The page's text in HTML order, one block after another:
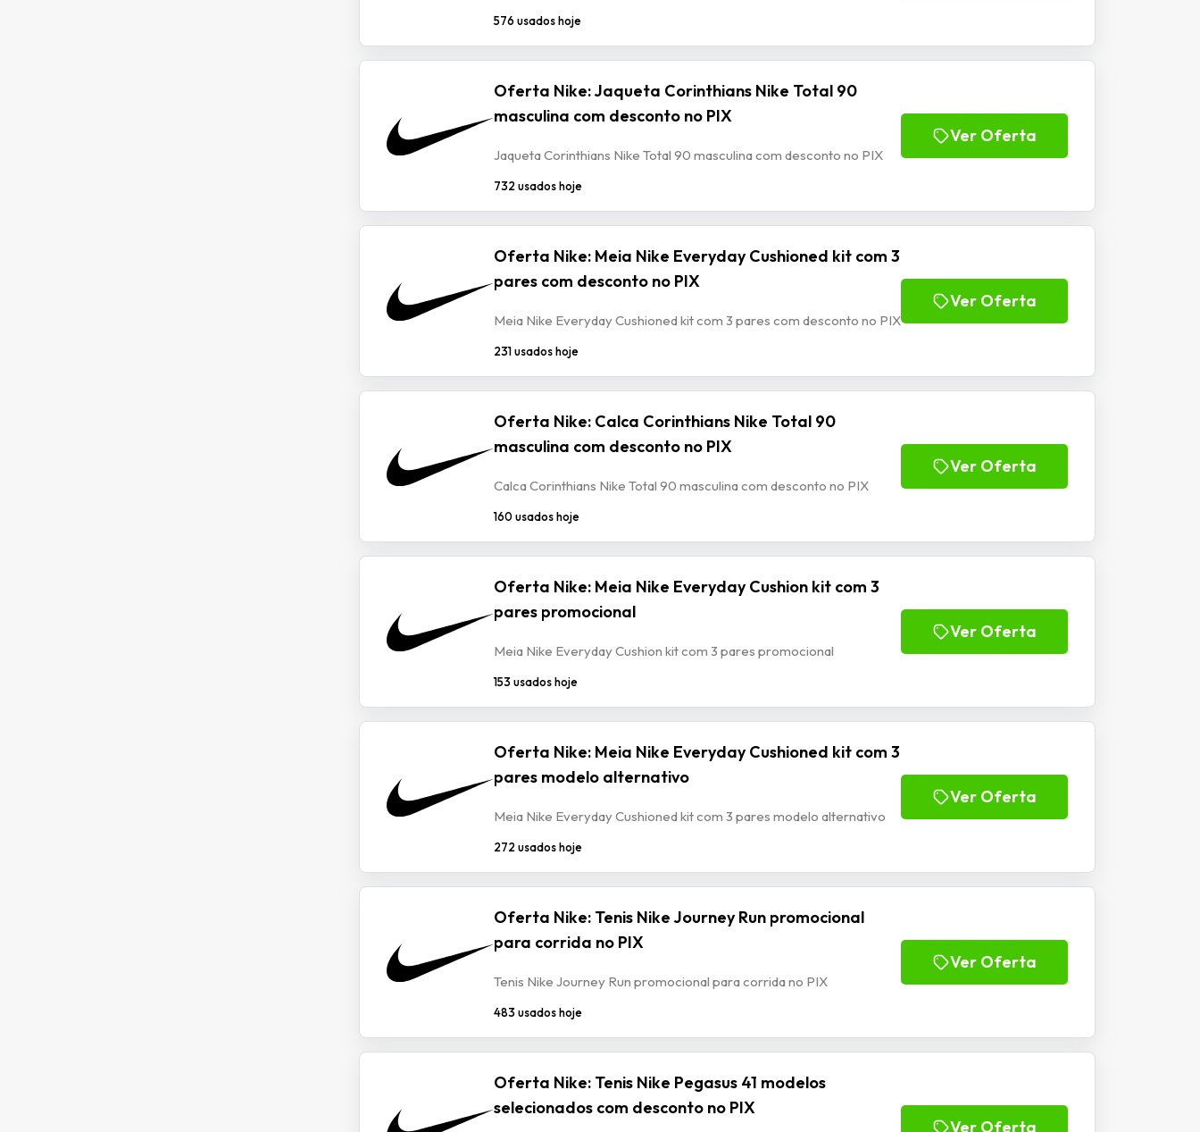
576 usados hoje
Oferta Nike: Jaqueta Corinthians Nike Total 90
masculina com desconto no PIX
Jaqueta Corinthians Nike Total 90 masculina com desconto no PIX
732 usados hoje
Ver Oferta
Oferta Nike: Meia Nike Everyday Cushioned kit com 3
pares com desconto no PIX
Meia Nike Everyday Cushioned kit com 3 pares com desconto no PIX
231 usados hoje
Ver Oferta
Oferta Nike: Calca Corinthians Nike Total 90
masculina com desconto no PIX
Calca Corinthians Nike Total 90 masculina com desconto no PIX
160 usados hoje
Ver Oferta
Oferta Nike: Meia Nike Everyday Cushion kit com 3
pares promocional
Meia Nike Everyday Cushion kit com 3 pares promocional
153 usados hoje
Ver Oferta
Oferta Nike: Meia Nike Everyday Cushioned kit com 3
pares modelo alternativo
Meia Nike Everyday Cushioned kit com 3 pares modelo alternativo
272 usados hoje
Ver Oferta
Oferta Nike: Tenis Nike Journey Run promocional
para corrida no PIX
Tenis Nike Journey Run promocional para corrida no PIX
483 usados hoje
Ver Oferta
Oferta Nike: Tenis Nike Pegasus 41 modelos
selecionados com desconto no PIX
Ver Oferta